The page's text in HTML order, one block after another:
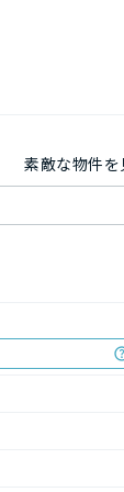
素敵な物件を